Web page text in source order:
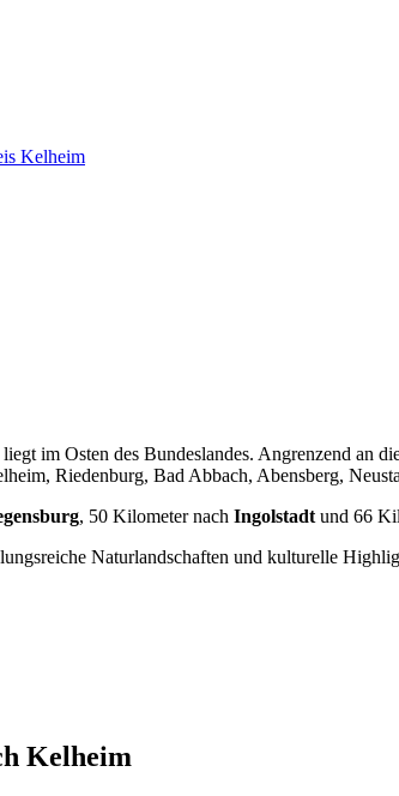
Kelheim
im Osten des Bundeslandes. Angrenzend an
Riedenburg, Bad Abbach, Abensberg,
, 50 Kilometer nach Ingolstadtund 66
Naturlandschaften und kulturelle
Kelheim